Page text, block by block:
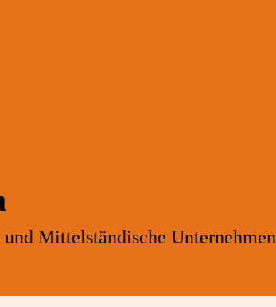
Mittelständische Unternehmen